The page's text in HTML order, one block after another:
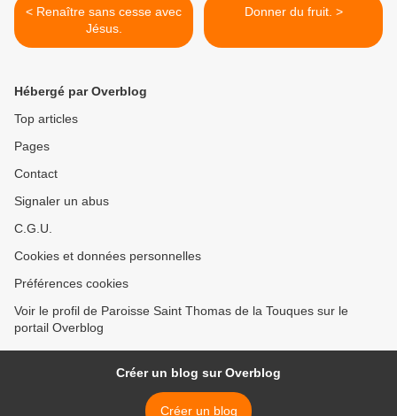
< Renaître sans cesse avec
Jésus.
Donner du fruit. >
Hébergé par Overblog
Top articles
Pages
Contact
Signaler un abus
C.G.U.
Cookies et données personnelles
Préférences cookies
Voir le profil de Paroisse Saint Thomas de la Touques sur le
portail Overblog
Créer un blog sur Overblog
Créer un blog